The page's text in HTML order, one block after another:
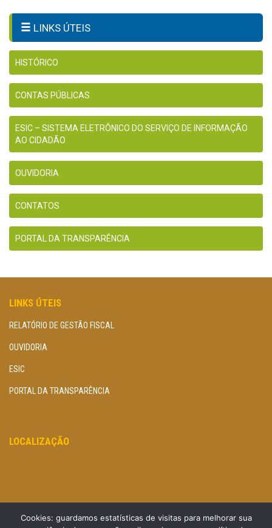
LINKS ÚTEIS
HISTÓRICO
CONTAS PÚBLICAS
ESIC – SISTEMA ELETRÔNICO DO SERVIÇO DE INFORMAÇÃO
AO CIDADÃO
OUVIDORIA
CONTATOS
PORTAL DA TRANSPARÊNCIA
LINKS ÚTEIS
RELATÓRIO DE GESTÃO FISCAL
OUVIDORIA
ESIC
PORTAL DA TRANSPARÊNCIA
LOCALIZAÇÃO
Cookies: guardamos estatísticas de visitas para melhorar sua